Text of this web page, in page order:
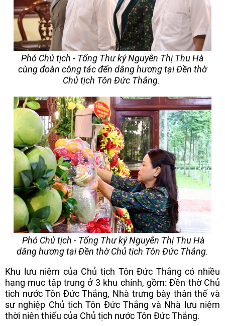
Phó Chủ tịch - Tổng Thư ký Nguyễn Thị Thu Hà
cùng đoàn công tác đến dâng hương tại Đền thờ
Chủ tịch Tôn Đức Thắng.
Phó Chủ tịch - Tổng Thư ký Nguyễn Thị Thu Hà
dâng hương tại Đền thờ Chủ tịch Tôn Đức Thắng.
Khu lưu niệm của Chủ tịch Tôn Đức Thắng có nhiều
hạng mục tập trung ở 3 khu chính, gồm: Đền thờ Chủ
tịch nước Tôn Đức Thắng, Nhà trưng bày thân thế và
sự nghiệp Chủ tịch Tôn Đức Thắng và Nhà lưu niệm
thời niên thiếu của Chủ tịch nước Tôn Đức Thắng.